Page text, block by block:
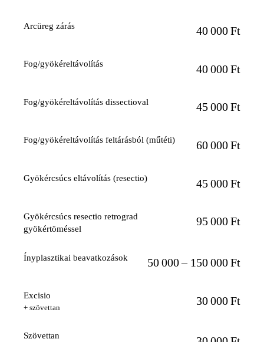
Arcüreg zárás 40 000 Ft
Fog/gyökéreltávolítás 40 000 Ft
Fog/gyökéreltávolítás dissectioval 45 000 Ft
Fog/gyökéreltávolítás feltárásból (műtéti) 60 000 Ft
Gyökércsúcs eltávolítás (resectio) 45 000 Ft
Gyökércsúcs resectio retrograd
gyökértöméssel
95 000 Ft
Ínyplasztikai beavatkozások 50 000 – 150 000 Ft
Excisio
+ szövettan
30 000 Ft
Szövettan